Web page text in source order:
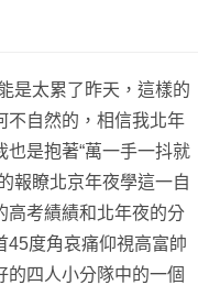
是太累了昨天，這樣的
不自然的，相信我北年
是抱著“萬一手一抖就
報瞭北京年夜學這一自
高考績績和北年夜的分
45度角哀痛仰視高富帥
的四人小分隊中的一個